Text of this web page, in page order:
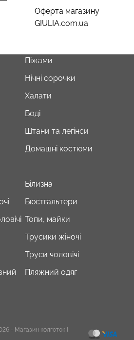
Оферта магазину
GIULIA.com.ua
Піжами
Нічні сорочки
Халати
Боді
Штани та легінси
Домашні костюми
Білизна
Бюстгальтери
Топи, майки
Трусики жіночі
Труси чоловічі
Пляжний одяг
- Магазин колготок і
519 грн.649 грн.